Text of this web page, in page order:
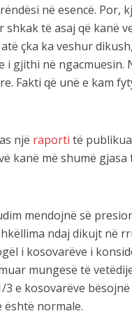
në esencë. Por,
të asaj që kanë
çka ka veshur
gjithi në ngacmuesin.
Fakti që unë e kam
një raporti të
kanë më shumë
mendojnë së
ndaj dikujt në
i kosovarëve i
mungesë të
e kosovarëve
normale.